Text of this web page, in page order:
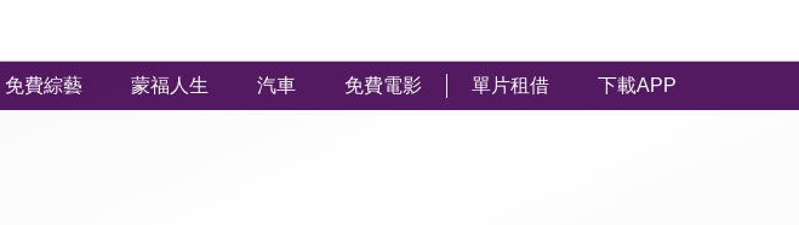
免費綜藝 蒙福人生 汽車 免費電影 單片租借 下載APP